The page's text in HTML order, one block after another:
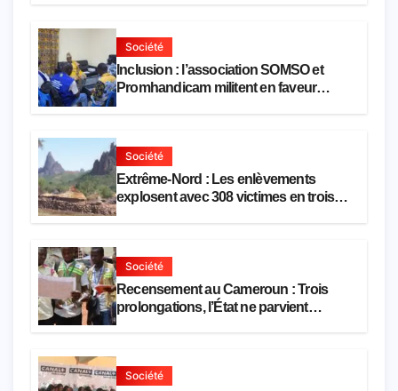
Société
Inclusion : l’association SOMSO et
Promhandicam militent en faveur
Société
Extrême-Nord : Les enlèvements
explosent avec 308 victimes en trois
Société
Recensement au Cameroun : Trois
prolongations, l’État ne parvient
Société